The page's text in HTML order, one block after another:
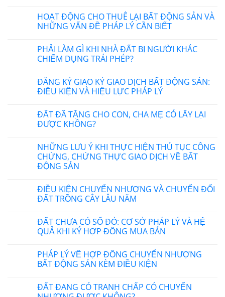
HOẠT ĐỘNG CHO THUÊ LẠI BẤT ĐỘNG SẢN VÀ
NHỮNG VẤN ĐỀ PHÁP LÝ CẦN BIẾT
PHẢI LÀM GÌ KHI NHÀ ĐẤT BỊ NGƯỜI KHÁC
CHIẾM DỤNG TRÁI PHÉP?
ĐĂNG KÝ GIAO KÝ GIAO DỊCH BẤT ĐỘNG SẢN:
ĐIỀU KIỆN VÀ HIỆU LỰC PHÁP LÝ
ĐẤT ĐÃ TẶNG CHO CON, CHA MẸ CÓ LẤY LẠI
ĐƯỢC KHÔNG?
NHỮNG LƯU Ý KHI THỰC HIỆN THỦ TỤC CÔNG
CHỨNG, CHỨNG THỰC GIAO DỊCH VỀ BẤT
ĐỘNG SẢN
ĐIỀU KIỆN CHUYỂN NHƯỢNG VÀ CHUYỂN ĐỔI
ĐẤT TRỒNG CÂY LÂU NĂM
ĐẤT CHƯA CÓ SỔ ĐỎ: CƠ SỞ PHÁP LÝ VÀ HỆ
QUẢ KHI KÝ HỢP ĐỒNG MUA BÁN
PHÁP LÝ VỀ HỢP ĐỒNG CHUYỂN NHƯỢNG
BẤT ĐỘNG SẢN KÈM ĐIỀU KIỆN
ĐẤT ĐANG CÓ TRANH CHẤP CÓ CHUYỂN